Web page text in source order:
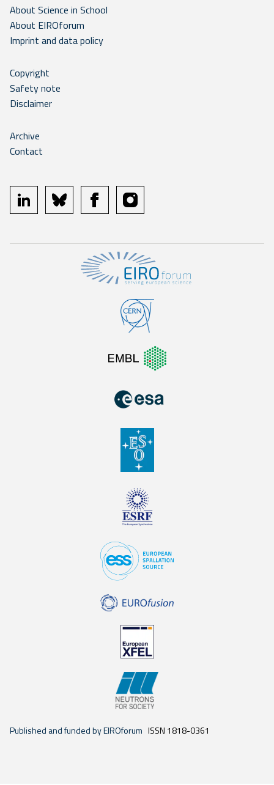
About Science in School
About EIROforum
Imprint and data policy
Copyright
Safety note
Disclaimer
Archive
Contact
linkedin bluesky facebookinstagram
Published and funded by EIROforum ISSN 1818-0361